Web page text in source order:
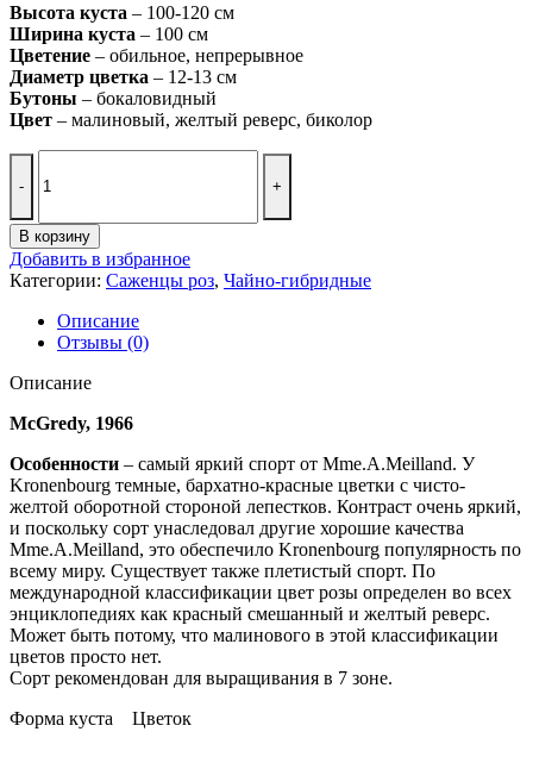
Высота куста – 100-120 см
Ширина куста – 100 см
Цветение – обильное, непрерывное
Диаметр цветка – 12-13 см
Бутоны – бокаловидный
Цвет – малиновый, желтый реверс, биколор
товара
Kronenbourg
В корзину
Добавить в избранное
Категории: Саженцы роз, Чайно-гибридные
Описание
Отзывы (0)
Описание
McGredy, 1966
Особенности – самый яркий спорт от Mme.A.Meilland. У
Kronenbourg темные, бархатно-красные цветки с чисто-
желтой оборотной стороной лепестков. Контраст очень яркий,
и поскольку сорт унаследовал другие хорошие качества
Mme.A.Meilland, это обеспечило Kronenbourg популярность по
всему миру. Существует также плетистый спорт. По
международной классификации цвет розы определен во всех
энциклопедиях как красный смешанный и желтый реверс.
Может быть потому, что малинового в этой классификации
цветов просто нет.
Сорт рекомендован для выращивания в 7 зоне.
Форма куста Цветок